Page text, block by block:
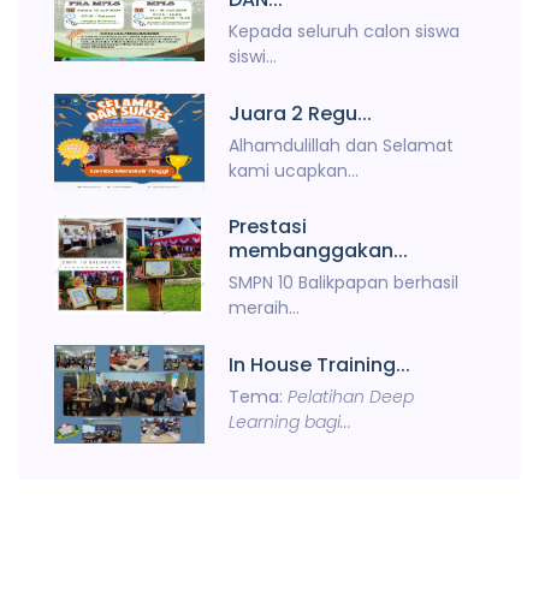
Kepada seluruh calon siswa
siswi...
Juara 2 Regu...
Alhamdulillah dan Selamat
kami ucapkan...
Prestasi
membanggakan...
SMPN 10 Balikpapan berhasil
meraih...
In House Training...
Tema:Pelatihan Deep
Learning bagi...